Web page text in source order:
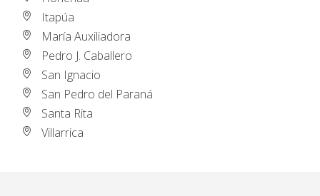
Itapúa
María Auxiliadora
Pedro J. Caballero
San Ignacio
San Pedro del Paraná
Santa Rita
Villarrica